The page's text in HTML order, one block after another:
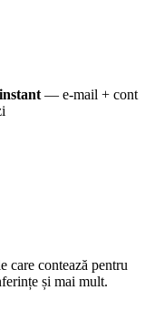
— e-mail + cont
care contează pentru
și mai mult.